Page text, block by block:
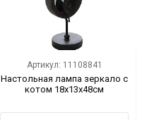
Артикул: 11108841
Настольная лампа зеркало с
котом 18х13х48см